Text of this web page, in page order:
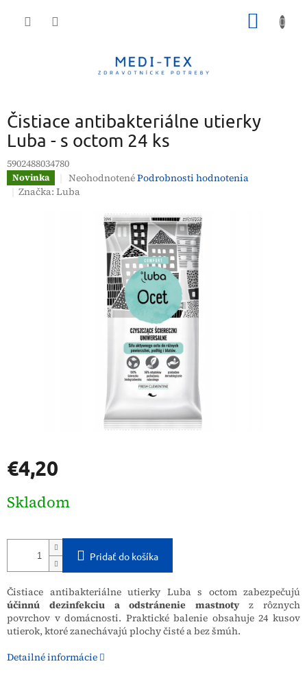
Čistiace antibakteriálne utierky
Luba - s octom 24 ks
5902488034780
Novinka
Priemerné
hodnotenie
hviezdičiek.
NeohodnotenéPodrobnosti hodnotenia
Značka:Luba
€4,20
cena:
Skladom
Pridať do košíka
Čistiace antibakteriálne utierky Luba s octom zabezpečujú
účinnú dezinfekciu a odstránenie mastnotyz rôznych
povrchov v domácnosti. Praktické balenie obsahuje 24 kusov
utierok, ktoré zanechávajú plochy čisté a bez šmúh.
Detailné informácie